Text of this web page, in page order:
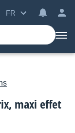
FR
maxi effet